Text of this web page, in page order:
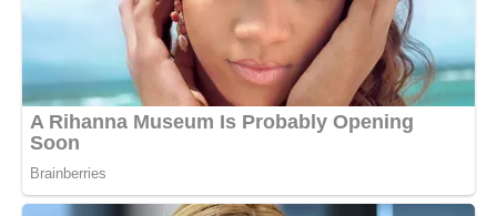
Умоли добросердя Чоловіколюбця Бога, нехай не засудить
нас за беззаконнями нашими, але учинить з нами по
милості своєї.
Випроси нам, рабам Божим (імена), у Христа і Бога наше
мирне і безтурботне житіє, здоров’я душевне і тілесне.
томлінь і диявольських наклепів.